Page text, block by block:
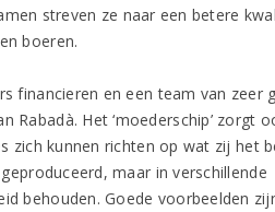
streven ze naar een betere
boeren.
financieren en een team van zeer
Rabadà. Het ‘moederschip’ zorgt
zich kunnen richten op wat zij het
maar in verschillende
behouden. Goede voorbeelden